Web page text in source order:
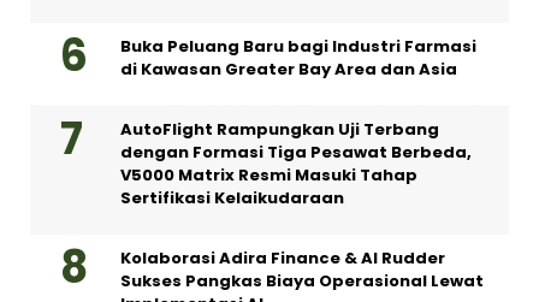
Buka Peluang Baru bagi Industri Farmasi
di Kawasan Greater Bay Area dan Asia
AutoFlight Rampungkan Uji Terbang
dengan Formasi Tiga Pesawat Berbeda,
V5000 Matrix Resmi Masuki Tahap
Sertifikasi Kelaikudaraan
Kolaborasi Adira Finance & AI Rudder
Sukses Pangkas Biaya Operasional Lewat